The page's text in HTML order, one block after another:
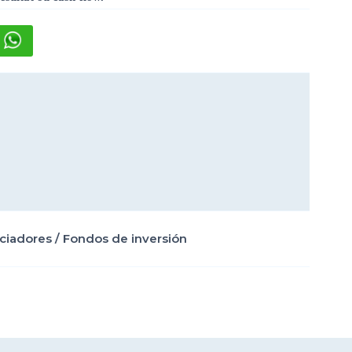
/ Fondos de inversión